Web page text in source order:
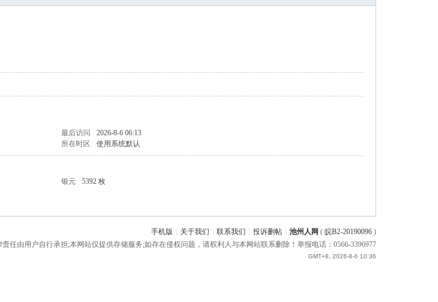
最后访问
2026-8-6 06:13
所在时区 使用系统默认
银元
5392 枚
手机版 关于我们 联系我们 投诉删帖 池州人网 ( 皖B2-20190096 )
任由用户自行承担;本网站仅提供存储服务;如存在侵权问题，请权利人与本网站联系删除！举报电话：0566-3396977
GMT+8, 2026-8-6 10:36